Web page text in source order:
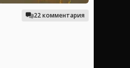
22 комментария